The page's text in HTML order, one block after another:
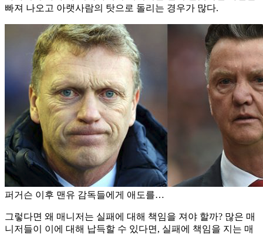
빠져 나오고 아랫사람의 탓으로 돌리는 경우가 많다.
퍼거슨 이후 맨유 감독들에게 애도를…
그렇다면 왜 매니저는 실패에 대해 책임을 져야 할까? 많은 매
니저들이 이에 대해 납득할 수 있다면, 실패에 책임을 지는 매